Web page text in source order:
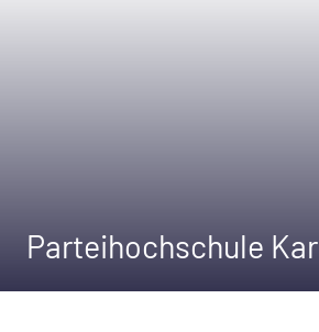
Parteihochschule